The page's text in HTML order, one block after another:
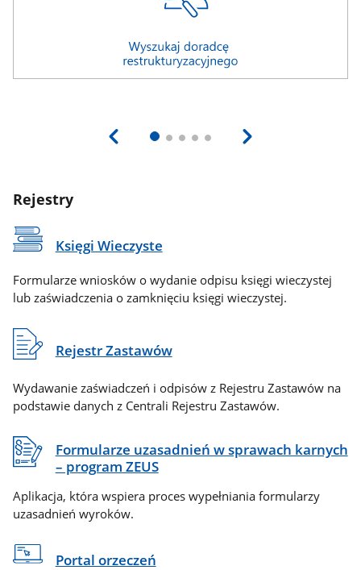
Rejestry
Księgi Wieczyste
Formularze wniosków o wydanie odpisu księgi wieczystej
lub zaświadczenia o zamknięciu księgi wieczystej.
Rejestr Zastawów
Wydawanie zaświadczeń i odpisów z Rejestru Zastawów na
podstawie danych z Centrali Rejestru Zastawów.
Formularze uzasadnień w sprawach karnych
– program ZEUS
Aplikacja, która wspiera proces wypełniania formularzy
uzasadnień wyroków.
Portal orzeczeń